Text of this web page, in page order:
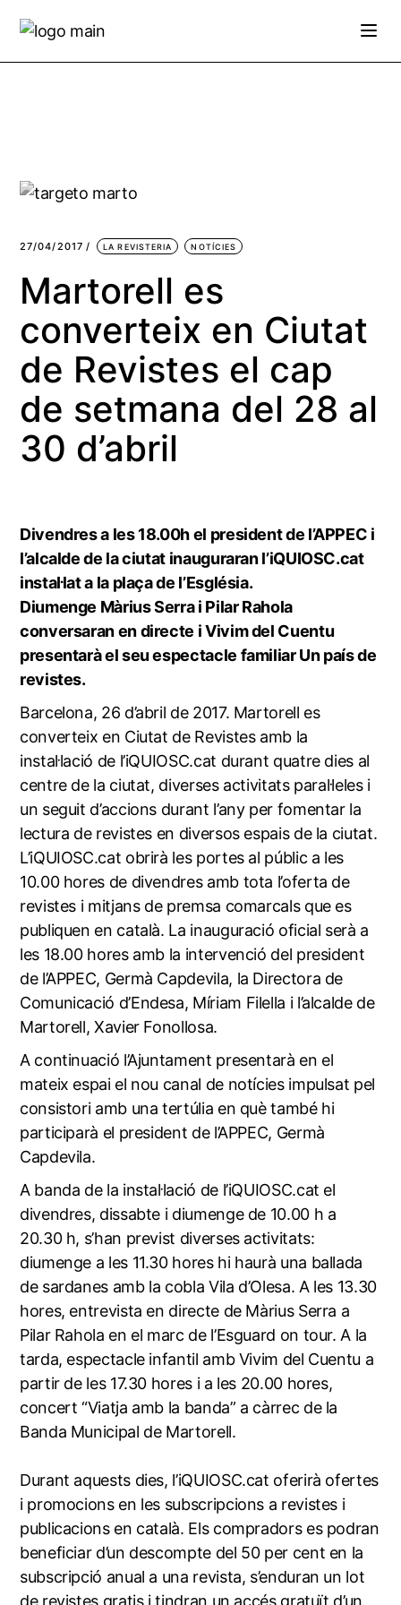
the
27/04/2017 LA REVISTERIA NOTÍCIES
Martorell es
converteix en Ciutat
de Revistes el cap
de setmana del 28 al
30 d’abril
Divendres a les 18.00h el president de l’APPEC i
l’alcalde de la ciutat inauguraran l’iQUIOSC.cat
instal·lat a la plaça de l’Església.
Diumenge Màrius Serra i Pilar Rahola
conversaran en directe i Vivim del Cuentu
presentarà el seu espectacle familiar Un país de
revistes.
Barcelona, 26 d’abril de 2017. Martorell es
converteix en Ciutat de Revistes amb la
instal·lació de l’iQUIOSC.cat durant quatre dies al
centre de la ciutat, diverses activitats paral·leles i
un seguit d’accions durant l’any per fomentar la
lectura de revistes en diversos espais de la ciutat.
L’iQUIOSC.cat obrirà les portes al públic a les
10.00 hores de divendres amb tota l’oferta de
revistes i mitjans de premsa comarcals que es
publiquen en català. La inauguració oficial serà a
les 18.00 hores amb la intervenció del president
de l’APPEC, Germà Capdevila, la Directora de
Comunicació d’Endesa, Míriam Filella i l’alcalde de
Martorell, Xavier Fonollosa.
A continuació l’Ajuntament presentarà en el
mateix espai el nou canal de notícies impulsat pel
consistori amb una tertúlia en què també hi
participarà el president de l’APPEC, Germà
Capdevila.
A banda de la instal·lació de l’iQUIOSC.cat el
divendres, dissabte i diumenge de 10.00 h a
20.30 h, s’han previst diverses activitats:
diumenge a les 11.30 hores hi haurà una ballada
de sardanes amb la cobla Vila d’Olesa. A les 13.30
hores, entrevista en directe de Màrius Serra a
Pilar Rahola en el marc de l’Esguard on tour. A la
tarda, espectacle infantil amb Vivim del Cuentu a
partir de les 17.30 hores i a les 20.00 hores,
concert “Viatja amb la banda” a càrrec de la
Banda Municipal de Martorell.
Durant aquests dies, l’iQUIOSC.cat oferirà ofertes
i promocions en les subscripcions a revistes i
publicacions en català. Els compradors es podran
beneficiar d’un descompte del 50 per cent en la
subscripció anual a una revista, s’enduran un lot
de revistes gratis i tindran un accés gratuït d’un